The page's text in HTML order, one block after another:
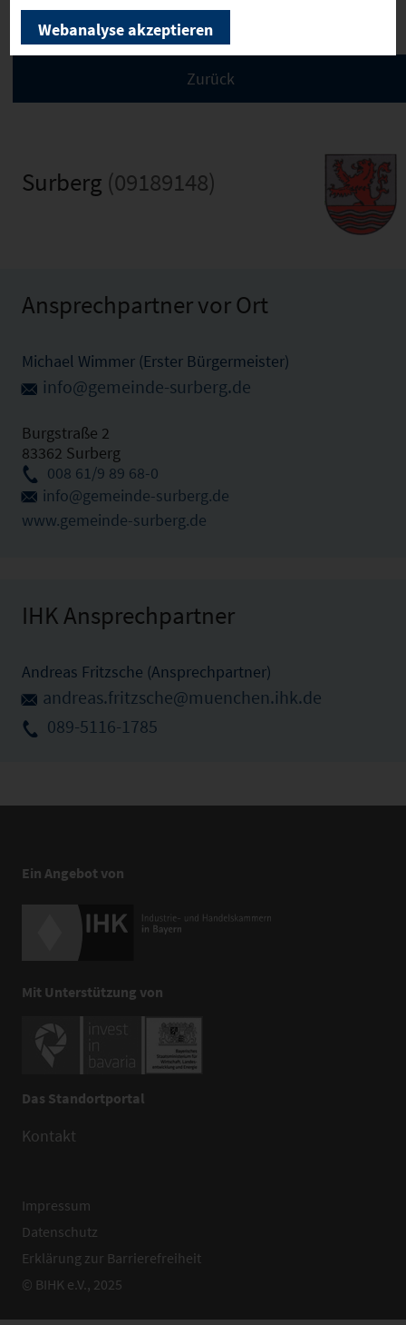
Surberg (09189148)
Ansprechpartner vor Ort
Michael Wimmer (Erster Bürgermeister)
info@gemeinde-surberg.de
Burgstraße 2
83362 Surberg
008 61/9 89 68-0
info@gemeinde-surberg.de
www.gemeinde-surberg.de
IHK Ansprechpartner
Andreas Fritzsche (Ansprechpartner)
andreas.fritzsche@muenchen.ihk.de
089-5116-1785
Ein Angebot von
Mit Unterstützung von
Das Standortportal
Kontakt
Impressum
Datenschutz
Erklärung zur Barrierefreiheit
© BIHK e.V., 2025
Webanalyse akzeptieren